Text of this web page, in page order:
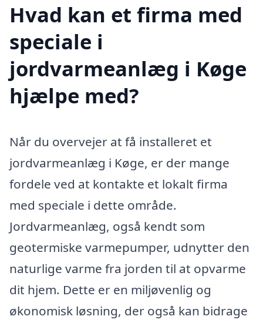
Hvad kan et firma med
speciale i
jordvarmeanlæg i Køge
hjælpe med?
Når du overvejer at få installeret et
jordvarmeanlæg i Køge, er der mange
fordele ved at kontakte et lokalt firma
med speciale i dette område.
Jordvarmeanlæg, også kendt som
geotermiske varmepumper, udnytter den
naturlige varme fra jorden til at opvarme
dit hjem. Dette er en miljøvenlig og
økonomisk løsning, der også kan bidrage